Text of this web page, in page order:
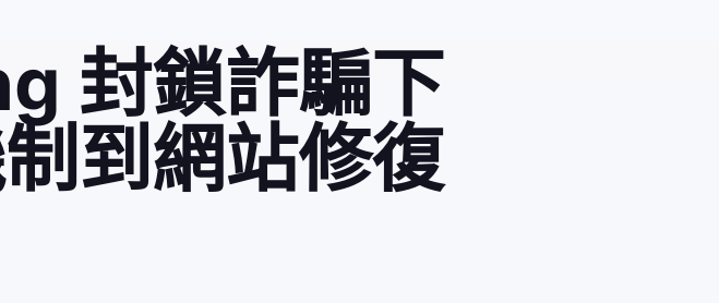
封鎖詐騙下
到網站修復